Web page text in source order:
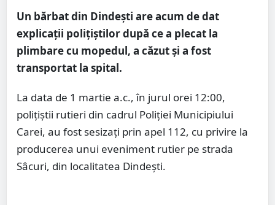
Un bărbat din Dindești are acum de dat
explicații polițiștilor după ce a plecat la
plimbare cu mopedul, a căzut și a fost
transportat la spital.
La data de 1 martie a.c., în jurul orei 12:00,
polițiștii rutieri din cadrul Poliției Municipiului
Carei, au fost sesizați prin apel 112, cu privire la
producerea unui eveniment rutier pe strada
Sâcuri, din localitatea Dindești.